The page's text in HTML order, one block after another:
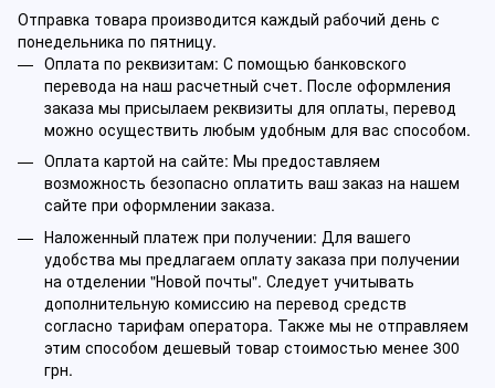
Отправка товара производится каждый рабочий день с
понедельника по пятницу.
Оплата по реквизитам: С помощью банковского
перевода на наш расчетный счет. После оформления
заказа мы присылаем реквизиты для оплаты, перевод
можно осуществить любым удобным для вас способом.
Оплата картой на сайте: Мы предоставляем
возможность безопасно оплатить ваш заказ на нашем
сайте при оформлении заказа.
Наложенный платеж при получении: Для вашего
удобства мы предлагаем оплату заказа при получении
на отделении "Новой почты". Следует учитывать
дополнительную комиссию на перевод средств
согласно тарифам оператора. Также мы не отправляем
этим способом дешевый товар стоимостью менее 300
грн.